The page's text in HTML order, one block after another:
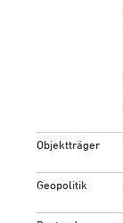
Objektträger
Geopolitik